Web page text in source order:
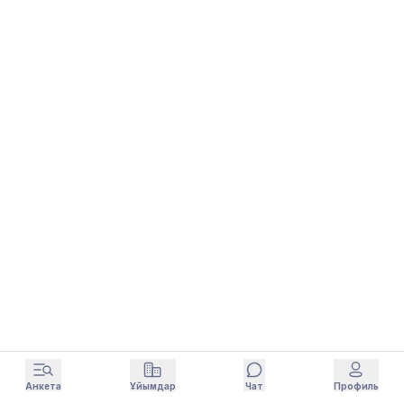
Анкета Ұйымдар Чат Профиль